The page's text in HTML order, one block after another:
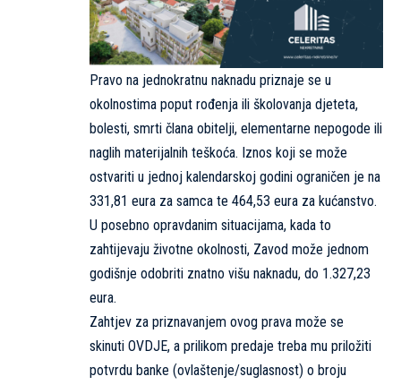
Pravo na jednokratnu naknadu priznaje se u
okolnostima poput rođenja ili školovanja djeteta,
bolesti, smrti člana obitelji, elementarne nepogode ili
naglih materijalnih teškoća. Iznos koji se može
ostvariti u jednoj kalendarskoj godini ograničen je na
331,81 eura za samca te 464,53 eura za kućanstvo.
U posebno opravdanim situacijama, kada to
zahtijevaju životne okolnosti, Zavod može jednom
godišnje odobriti znatno višu naknadu, do 1.327,23
eura.
Zahtjev za priznavanjem ovog prava može se
skinuti OVDJE, a prilikom predaje treba mu priložiti
potvrdu banke (ovlaštenje/suglasnost) o broju